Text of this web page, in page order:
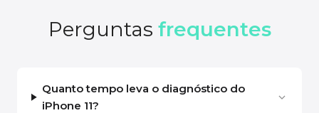
Perguntas frequentes
Quanto tempo leva o diagnóstico do
iPhone 11?